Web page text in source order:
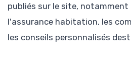
publiés sur le site,
l'assurance habitation, les
les conseils personnalisés